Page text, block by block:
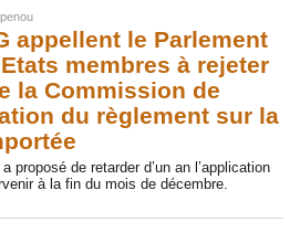
appellent le Parlement
membres à rejeter
la Commission de
du règlement sur la
proposé de retarder d’un an l’application
à la fin du mois de décembre.